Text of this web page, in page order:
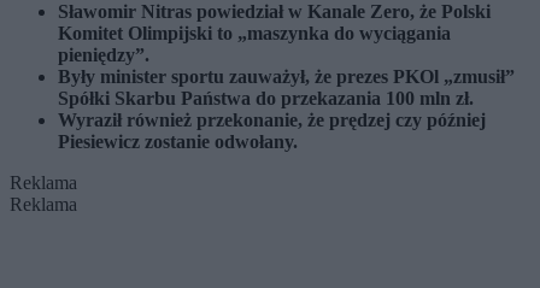
Sławomir Nitras powiedział w Kanale Zero, że Polski
Komitet Olimpijski to „maszynka do wyciągania
pieniędzy”.
Były minister sportu zauważył, że prezes PKOl „zmusił”
Spółki Skarbu Państwa do przekazania 100 mln zł.
Wyraził również przekonanie, że prędzej czy później
Piesiewicz zostanie odwołany.
Reklama
Reklama